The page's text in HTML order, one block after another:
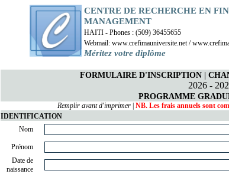
CENTRE DE RECHERCHE EN
MANAGEMENT
HAITI - Phones : (509) 36455655
Webmail: www.crefimauniversite.net /
Méritez votre diplôme
FORMULAIRE D'INSCRIPTION |
2026 -
PROGRAMME
Remplir avant d'imprimer NB. Les frais annuels sont
IDENTIFICATION
Nom
Prénom
Date de
naissance